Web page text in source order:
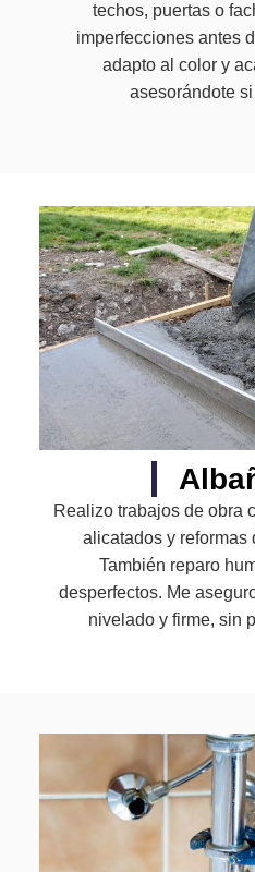
techos, puertas o
imperfecciones antes
adapto al color y
asesorándote
Realizo trabajos de obra
alicatados y reformas
También reparo
desperfectos. Me
nivelado y firme, sin